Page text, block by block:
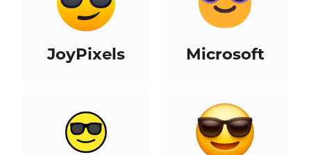
JoyPixels Microsoft